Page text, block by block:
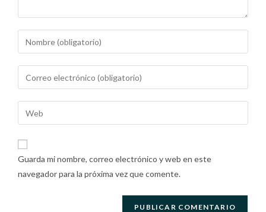
Guarda mi nombre, correo electrónico y web en este
navegador para la próxima vez que comente.